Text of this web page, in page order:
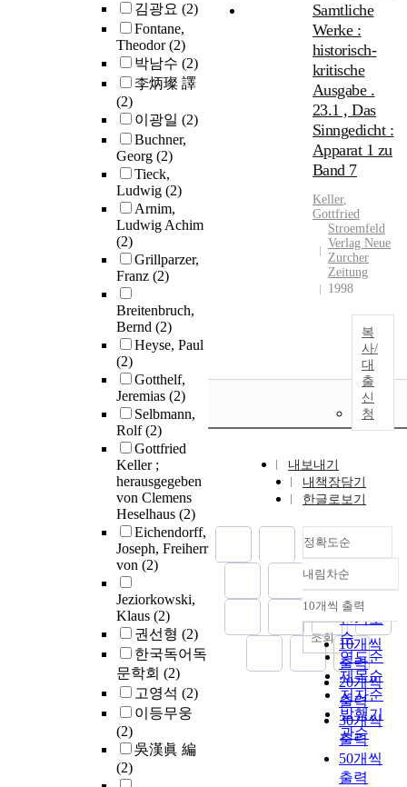
김광요 (2)
Fontane,
Theodor(2)
박남수 (2)
李炳璨 譯
(2)
이광일 (2)
Buchner,
Georg (2)
Tieck,
Ludwig (2)
Arnim,
Ludwig Achim
(2)
Grillparzer,
Franz (2)
Breitenbruch,
Bernd (2)
Heyse, Paul
(2)
Gotthelf,
Jeremias (2)
Selbmann,
Rolf(2)
Gottfried
Keller ;
herausgegeben
von Clemens
Heselhaus (2)
Eichendorff,
Joseph, Freiherr
von (2)
Jeziorkowski,
Klaus (2)
권선형 (2)
한국독어독
문학회 (2)
고영석 (2)
이등무웅
(2)
吳漢眞 編
(2)
Samtliche
Werke :
historisch-
kritische
Ausgabe .
23.1 , Das
Sinngedicht :
Apparat 1 zu
Band 7
Keller,
Gottfried
Stroemfeld
Verlag Neue
Zurcher
Zeitung
1998
복
사/
대
출
신
청
내보내기
내책장담기
한글로보기
정확도순
정확도
순
인기도
순
연도순
제목순
저자순
발행기
관순
내림차순
내림차순
10개씩 출력
10개씩
출력
20개씩
출력
30개씩
출력
50개씩
출력
조회